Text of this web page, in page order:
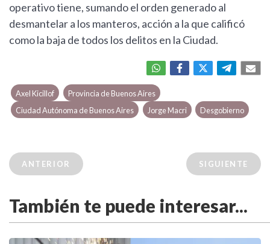
operativo tiene, sumando el orden generado al
desmantelar a los manteros, acción a la que calificó
como la baja de todos los delitos en la Ciudad.
Axel Kicillof
Provincia de Buenos Aires
Ciudad Autónoma de Buenos Aires
Jorge Macri Desgobierno
ANTERIOR SIGUIENTE
También te puede interesar...